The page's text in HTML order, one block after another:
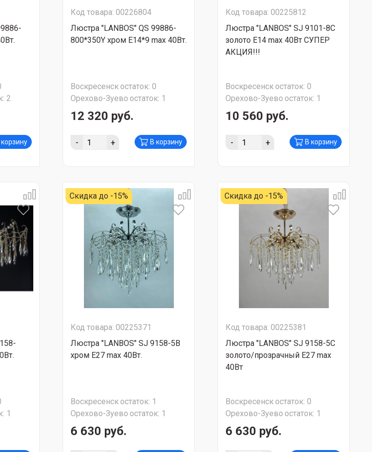
2
корзину
Код товара: 00226804
Люстра "LANBOS" QS 99886-
800*350Y хром Е14*9 max 40Вт.
Воскресенскостаток: 0
Орехово-Зуево остаток: 1
12 320 руб.
- + В корзину
Код товара: 00225812
Люстра "LANBOS" SJ 9101-8C
золото Е14 max 40Вт СУПЕР
АКЦИЯ!!!
Воскресенскостаток: 0
Орехово-Зуево остаток: 1
10 560 руб.
- + В корзину
1
Скидка до -15%
Код товара: 00225371
Люстра "LANBOS" SJ 9158-5B
хром Е27 max 40Вт.
Воскресенскостаток: 1
Орехово-Зуево остаток: 1
6 630 руб.
Скидка до -15%
Код товара: 00225381
Люстра "LANBOS" SJ 9158-5C
золото/прозрачный Е27 max
40Вт
Воскресенскостаток: 0
Орехово-Зуево остаток: 1
6 630 руб.